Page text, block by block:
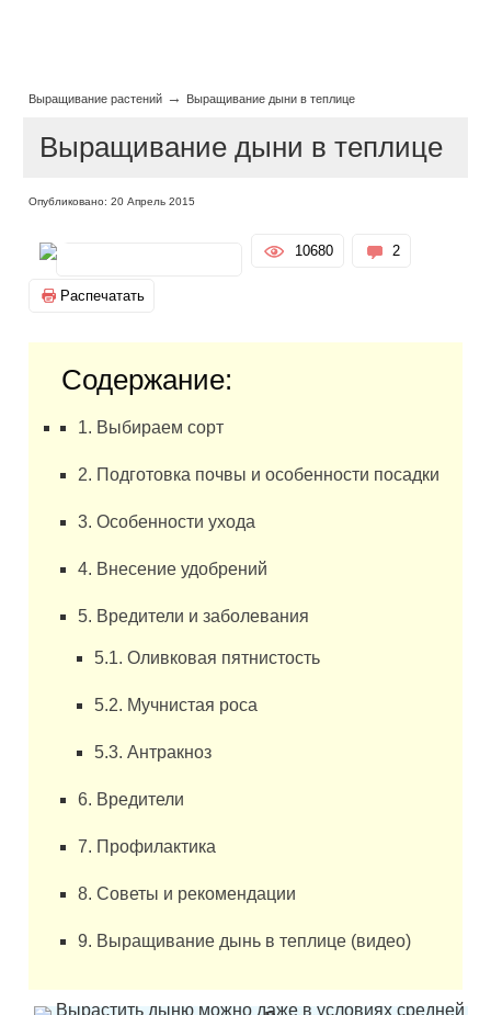
Выращивание растений → Выращивание дыни в теплице
Выращивание дыни в теплице
Опубликовано: 20 Апрель 2015
10680 2
Распечатать
Содержание:
1. Выбираем сорт
2. Подготовка почвы и особенности посадки
3. Особенности ухода
4. Внесение удобрений
5. Вредители и заболевания
5.1. Оливковая пятнистость
5.2. Мучнистая роса
5.3. Антракноз
6. Вредители
7. Профилактика
8. Советы и рекомендации
9. Выращивание дынь в теплице (видео)